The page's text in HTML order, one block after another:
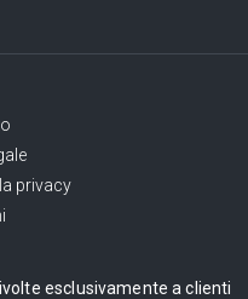
privacy
esclusivamente a clienti